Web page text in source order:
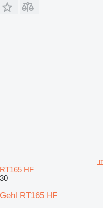
RT165 HF
30
Gehl RT165 HF